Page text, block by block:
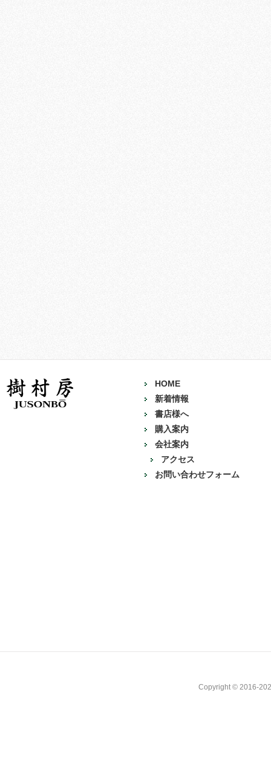
HOME
新着情報
書店様へ
購入案内
会社案内
アクセス
お問い合わせフォーム
Copyright © 2016-